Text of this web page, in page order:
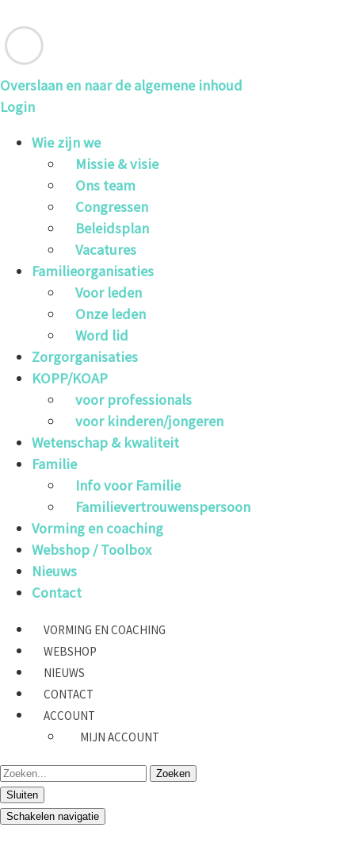
Overslaan en naar de algemene inhoud
Login
Wie zijn we
Missie & visie
Ons team
Congressen
Beleidsplan
Vacatures
Familieorganisaties
Voor leden
Onze leden
Word lid
Zorgorganisaties
KOPP/KOAP
voor professionals
voor kinderen/jongeren
Wetenschap & kwaliteit
Familie
Info voor Familie
Familievertrouwenspersoon
Vorming en coaching
Webshop / Toolbox
Nieuws
Contact
VORMING EN COACHING
WEBSHOP
NIEUWS
CONTACT
ACCOUNT
MIJN ACCOUNT
Sluiten
Schakelen navigatie